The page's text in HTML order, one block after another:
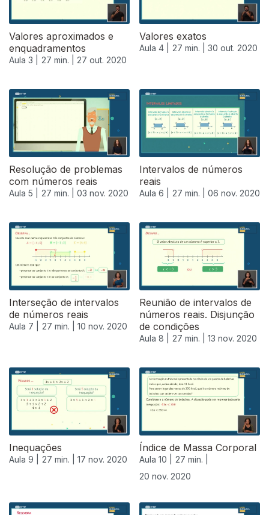
Valores aproximados e
enquadramentos
Aula 3 | 27 min. | 27 out. 2020
Valores exatos
Aula 4 | 27 min. | 30 out. 2020
Resolução de problemas
com números reais
Aula 5 | 27 min. | 03 nov. 2020
Intervalos de números
reais
Aula 6 | 27 min. | 06 nov. 2020
Interseção de intervalos
de números reais
Aula 7 | 27 min. | 10 nov. 2020
Reunião de intervalos de
números reais. Disjunção
de condições
Aula 8 | 27 min. | 13 nov. 2020
Inequações
Aula 9 | 27 min. | 17 nov. 2020
Índice de Massa Corporal
Aula 10 |
27 min. |
20 nov. 2020
508654